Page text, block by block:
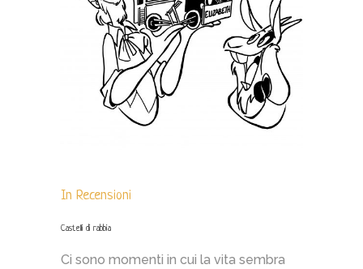
In Recensioni
Castelli di rabbia
Ci sono momenti in cui la vita sembra